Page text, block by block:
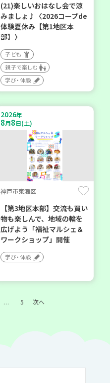
(21)楽しいおはなし会で涼
みましょ♪〈2026コープde
体験夏休み【第1地区本
部】〉
子ども
親子で楽しむ
学び・体験
2026年
8月8日(土)
神戸市東灘区
【第3地区本部】交流も買い
物も楽しんで、地域の輪を
広げよう「福祉マルシェ＆
ワークショップ」開催
学び・体験
… 5 次へ